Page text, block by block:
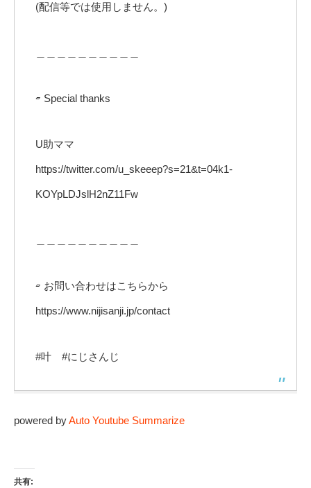
(配信等では使用しません。)
▱ Special thanks
U助ママ
https://twitter.com/u_skeeep?s=21&t=04k1-
KOYpLDJslH2nZ11Fw
▱ お問い合わせはこちらから
https://www.nijisanji.jp/contact
#叶 #にじさんじ
powered byAuto Youtube Summarize
共有: